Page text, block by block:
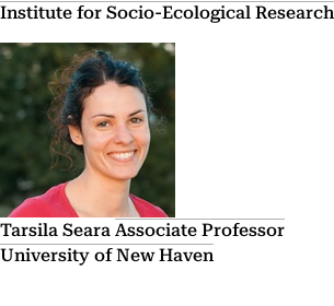
Institute for Socio-Ecological Research
Tarsila Seara Associate Professor
University of New Haven